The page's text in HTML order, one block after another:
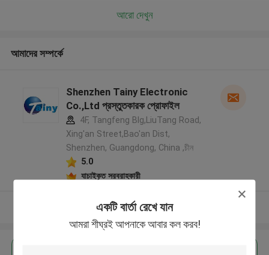
একটি বার্তা রেখে যান
আমরা শীঘ্রই আপনাকে আবার কল করব!
আরো দেখুন
আমাদের সম্পর্কে
Shenzhen Tainy Electronic
Co.,Ltd প্রস্তুতকারক প্রোফাইল
4F, Tangfeng Blg,LiuTang Road,
Xing'an Street,Bao'an Dist,
Shenzhen, Guangdong, China ,চীন
5.0
যাচাইকৃত সরবরাহকারী
আরো দেখুন